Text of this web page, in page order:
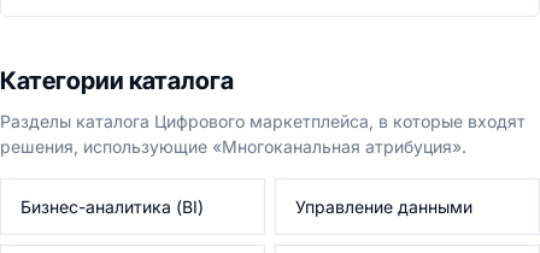
Категории каталога
Разделы каталога Цифрового маркетплейса, в которые входят
решения, использующие «Многоканальная атрибуция».
Бизнес-аналитика (BI) Управление данными